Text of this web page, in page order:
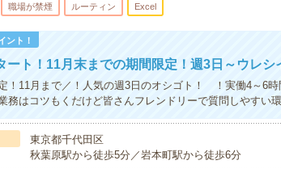
職場が禁煙 ルーティン Excel
ント！
ート！11月末までの期間限定！週3日～ウレシ
！11月まで／！人気の週3日のオシゴト！ ！実働4～6
務はコツもくだけど皆さんフレンドリーで質問しやすい
東京都千代田区
秋葉原駅から徒歩5分／岩本町駅から徒歩6分